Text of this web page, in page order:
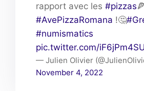
rapport avec les #pizzas
#AvePizzaRomana !🤔
#numismatics
pic.twitter.com/
— Julien Olivier
November 4, 2022